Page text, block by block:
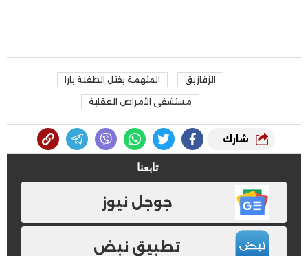
الزقازيق المتهمة بقتل الطفلة يارا
مستشفى الأمراض العقلية
شارك
تابعنا
جوجل نيوز
تطبيق نبض